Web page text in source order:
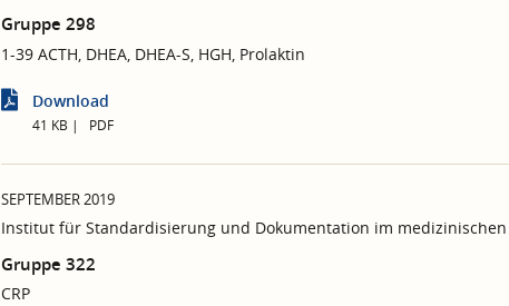
Gruppe 298
1-39 ACTH, DHEA, DHEA-S, HGH, Prolaktin
Download
41 KB PDF
SEPTEMBER 2019
Institut für Standardisierung und Dokumentation im medizinischen
Gruppe 322
CRP